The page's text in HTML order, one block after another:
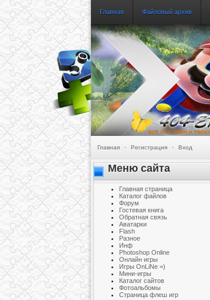
Главная Файловый архив
Главная · Регистрация · Вход
Меню сайта
Главная страница
Каталог файлов
Форум
Гостевая книга
Обратная связь
Аватарки
Flash
Разное
Инф
Photoshop Online
Онлайн игры
Игры OnLiNe =)
Мини-игры
Каталог сайтов
Фотоальбомы
Cтраница флеш игр